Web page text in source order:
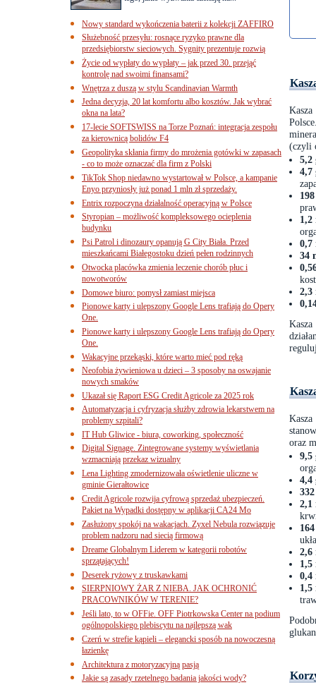
(czyli
5,2
4,7
1,2
0,7
34
2,3
oraz
9,5
4,4
2,1
2,6
1,5
0,4
Nowy standard wykończenia baterii z kolekcji ZAFFIRO
Służebność przesyłu: rosnące ryzyko prawne dla
przedsiębiorstw sieciowych. Sygnity prezentuje rozwią
Życie od wypłaty do wypłaty – jak przed 30. przejąć
kontrolę nad swoimi finansami?
Wnętrza z duszą w stylu Scandinavian Warmth
Jedna decyzja, 20 lat komfortu albo kosztów. Jak wybrać
okna na lata?
17-lecie SOFTSWISS na Torze Poznań: integracja zespołu
za kierownicą bolidów F4
Geopolityka skłania firmy do mrożenia gotówki w zapasach
- co to może oznaczać dla firm z Polski
TikTok Shop niedawno wystartował w Polsce, a kampanie
Enyo przyniosły już ponad 1 mln zł sprzedaży.
Entrix rozpoczyna działalność operacyjną w Polsce
Styropian – możliwość kompleksowego ocieplenia
budynku
Psi Patrol i dinozaury opanują G City Biała. Przed
mieszkańcami Białegostoku dzień pełen rodzinnych
Otwocka placówka zmienia leczenie chorób płuc i
nowotworów
Domowe biuro: pomysł zamiast miejsca
Pionowe karty i ulepszony Google Lens trafiają do Opery
One.
Pionowe karty i ulepszony Google Lens trafiają do Opery
One.
Wakacyjne przekąski, które warto mieć pod ręką
Neofobia żywieniowa u dzieci – 3 sposoby na oswajanie
nowych smaków
Ukazał się Raport ESG Credit Agricole za 2025 rok
Automatyzacja i cyfryzacja służby zdrowia lekarstwem na
problemy szpitali?
IT Hub Gliwice - biura, coworking, społeczność
Digital Signage. Zintegrowane systemy wyświetlania
wzmacniają przekaz wizualny
Lena Lighting zmodernizowała oświetlenie uliczne w
gminie Gierałtowice
Credit Agricole rozwija cyfrową sprzedaż ubezpieczeń.
Pakiet na Wypadki dostępny w aplikacji CA24 Mo
Zasłużony spokój na wakacjach. Zyxel Nebula rozwiązuje
problem nadzoru nad siecią firmową
Dreame Globalnym Liderem w kategorii robotów
sprzątających!
Deserek ryżowy z truskawkami
SIERPNIOWY ŻAR Z NIEBA. JAK OCHRONIĆ
PRACOWNIKÓW W TERENIE?
Jeśli lato, to w OFFie. OFF Piotrkowska Center na podium
ogólnopolskiego plebiscytu na najlepszą wak
Czerń w strefie kąpieli – elegancki sposób na nowoczesną
łazienkę
Architektura z motoryzacyjną pasją
Jakie są zasady rzetelnego badania jakości wody?